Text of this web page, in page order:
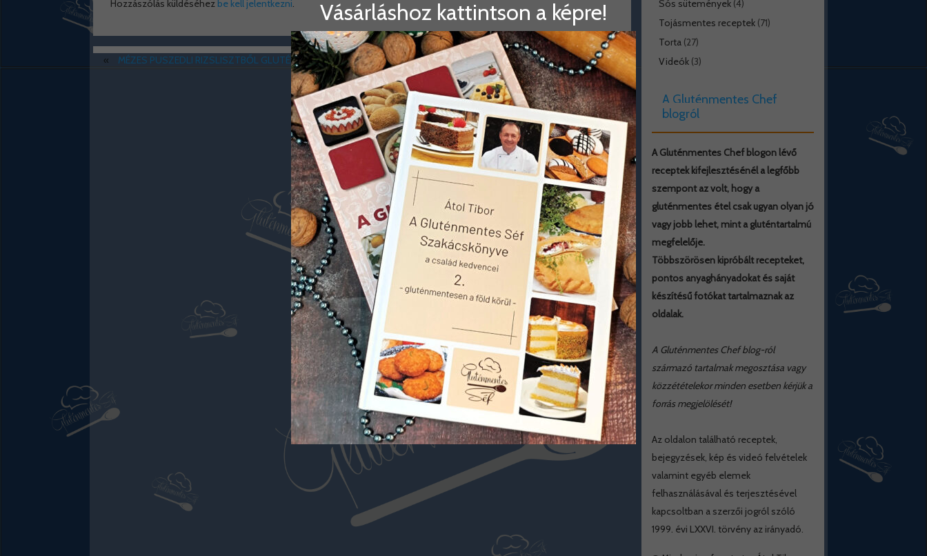
Hozzászólás küldéséhez be kell jelentkezni.
« MÉZES PUSZEDLI RIZSLISZTBŐL GLUTÉN-, TEJ- ÉS TOJÁSMENTESEN
Sós sütemények(4)
Tojásmentes receptek(71)
Torta(27)
Videók(3)
A Gluténmentes Chef
blogról
A Gluténmentes Chef blogon lévő
receptek kifejlesztésénél a legfőbb
szempont az volt, hogy a
gluténmentes étel csak ugyan olyan jó
vagy jobb lehet, mint a gluténtartalmú
megfelelője.
Többszörösen kipróbált recepteket,
pontos anyaghányadokat és saját
készítésű fotókat tartalmaznak az
oldalak.
A Gluténmentes Chef blog-ról
származó tartalmak megosztása vagy
közzétételekor minden esetben kérjük a
forrás megjelölését!
Az oldalon található receptek,
bejegyzések, kép és videó felvételek
valamint egyéb elemek
felhasználásával és terjesztésével
kapcsoltban a szerzői jogról szóló
1999. évi LXXVI. törvény az irányadó.
Vásárláshoz kattintson a képre!